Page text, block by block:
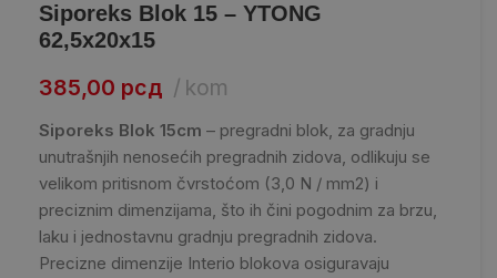
Siporeks Blok 15 – YTONG
62,5x20x15
385,00 рсд kom
Siporeks Blok 15cm – pregradni blok, za gradnju
unutrašnjih nenosećih pregradnih zidova, odlikuju se
velikom pritisnom čvrstoćom (3,0 N / mm2) i
preciznim dimenzijama, što ih čini pogodnim za brzu,
laku i jednostavnu gradnju pregradnih zidova.
Precizne dimenzije Interio blokova osiguravaju